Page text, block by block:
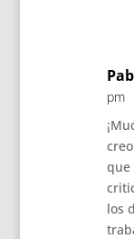
pm
que
los